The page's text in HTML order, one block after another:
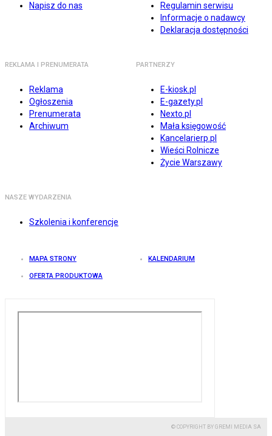
Napisz do nas
Regulamin serwisu
Informacje o nadawcy
Deklaracja dostępności
REKLAMA I PRENUMERATA
Reklama
Ogłoszenia
Prenumerata
Archiwum
PARTNERZY
E-kiosk.pl
E-gazety.pl
Nexto.pl
Mała księgowość
Kancelarierp.pl
Wieści Rolnicze
Życie Warszawy
NASZE WYDARZENIA
Szkolenia i konferencje
MAPA STRONY KALENDARIUM
OFERTA PRODUKTOWA
© COPYRIGHT BY GREMI MEDIA SA